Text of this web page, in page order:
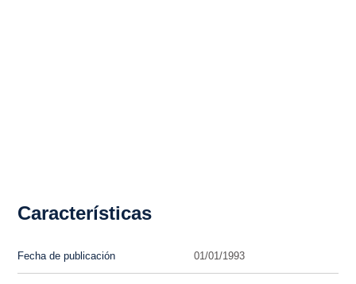
Características
Fecha de publicación 01/01/1993